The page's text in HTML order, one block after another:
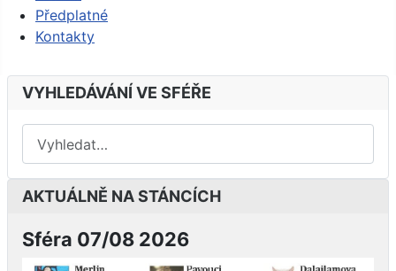
Předplatné
Kontakty
VYHLEDÁVÁNÍ VE SFÉŘE
AKTUÁLNĚ NA STÁNCÍCH
Sféra 07/08 2026